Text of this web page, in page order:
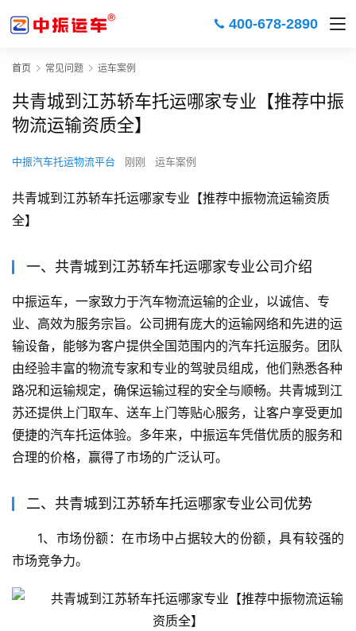
400-678-2890
首页 常见问题 运车案例
共青城到江苏轿车托运哪家专业【推荐中振
物流运输资质全】
中振汽车托运物流平台 刚刚 运车案例
共青城到江苏轿车托运哪家专业【推荐中振物流运输资质
全】
一、共青城到江苏轿车托运哪家专业公司介绍
中振运车，一家致力于汽车物流运输的企业，以诚信、专
业、高效为服务宗旨。公司拥有庞大的运输网络和先进的运
输设备，能够为客户提供全国范围内的汽车托运服务。团队
由经验丰富的物流专家和专业的驾驶员组成，他们熟悉各种
路况和运输规定，确保运输过程的安全与顺畅。共青城到江
苏还提供上门取车、送车上门等贴心服务，让客户享受更加
便捷的汽车托运体验。多年来，中振运车凭借优质的服务和
合理的价格，赢得了市场的广泛认可。
二、共青城到江苏轿车托运哪家专业公司优势
1、市场份额：在市场中占据较大的份额，具有较强的
市场竞争力。